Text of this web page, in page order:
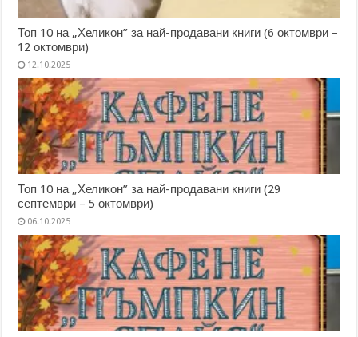
Топ 10 на „Хеликон” за най-продавани книги (6 октомври –
12 октомври)
12.10.2025
Топ 10 на „Хеликон” за най-продавани книги (29
септември – 5 октомври)
06.10.2025